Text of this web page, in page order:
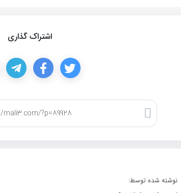
اشتراک گذاری
نوشته شده توسط: